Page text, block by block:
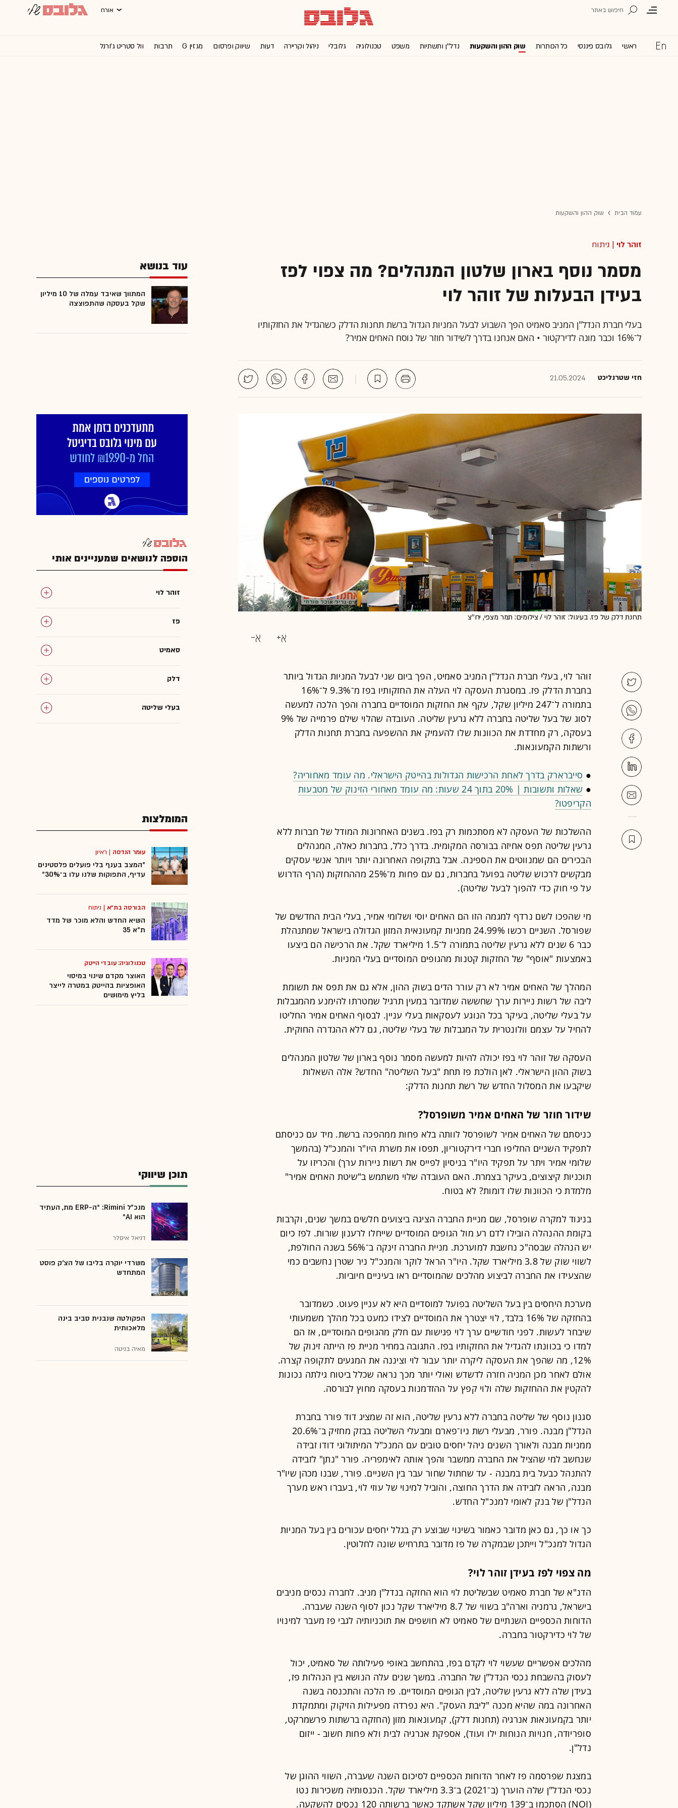
אורח
ראשי גלובס פיננסי כל הכותרות שוק ההון והשקעות נדל''ן ותשתיות משפט טכנולוגיה גלובלי ניהול וקריירה דעות שיווק ופרסום מגזין G תרבות וול סטריט ג'ורנל
עמוד הבית שוק ההון והשקעות
זוהר לוי | ניתוח
מסמר נוסף בארון שלטון המנהלים? מה צפוי לפז
בעידן הבעלות של זוהר לוי
בעלי חברת הנדל"ן המניב סאמיט הפך השבוע לבעל המניות הגדול ברשת תחנות הדלק כשהגדיל את החזקותיו
ל־16% וכבר מונה לדירקטור • האם אנחנו בדרך לשידור חוזר של נוסח האחים אמיר?
חזי שטרנליכט 21.05.2024
תחנת דלק של פז. בעיגול: זוהר לוי / צילומים: תמר מצפי, יח''צ
זוהר לוי, בעלי חברת הנדל"ן המניב סאמיט, הפך ביום שני לבעל המניות הגדול ביותר
בחברת הדלק פז. במסגרת העסקה לוי העלה את החזקותיו בפז מ־9.3% ל־16%
בתמורה ל־247 מיליון שקל, עקף את החזקות המוסדיים בחברה והפך הלכה למעשה
לסוג של בעל שליטה בחברה ללא גרעין שליטה. העובדה שהלוי שילם פרמייה של 9%
בעסקה, רק מחדדת את הכוונות שלו להעמיק את ההשפעה בחברת תחנות הדלק
ורשתות הקמעונאות.
● סייברארק בדרך לאחת הרכישות הגדולות בהייטק הישראלי. מה עומד מאחוריה?
●
שאלות ותשובות | 20% בתוך 24 שעות: מה עומד מאחורי הזינוק של מטבעות
הקריפטו?
ההשלכות של העסקה לא מסתכמות רק בפז. בשנים האחרונות המודל של חברות ללא
גרעין שליטה תפס אחיזה בבורסה המקומית. בדרך כלל, בחברות כאלה, המנהלים
הבכירים הם שמנווטים את הספינה. אבל בתקופה האחרונה יותר ויותר אנשי עסקים
מבקשים לרכוש שליטה בפועל בחברות, גם עם פחות מ־25% מההחזקות (הרף הדרוש
על פי חוק כדי להפוך לבעל שליטה).
מי שהפכו לשם נרדף למגמה הזו הם האחים יוסי ושלומי אמיר, בעלי הבית החדשים של
שפורסל. השניים רכשו 24.99% ממניות קמעונאית המזון הגדולה בישראל שמתנהלת
כבר 6 שנים ללא גרעין שליטה בתמורה ל־1.5 מיליארד שקל. את הרכישה הם ביצעו
באמצעות "אוסף" של החזקות קטנות מהגופים המוסדיים בעלי המניות.
המהלך של האחים אמיר לא רק עורר הדים בשוק ההון, אלא גם את תפס את תשומת
ליבה של רשות ניירות ערך שחששה שמדובר במעין תרגיל שמטרתו להימנע מהמגבלות
על בעלי שליטה, בעיקר בכל הנוגע לעסקאות בעלי עניין. לבסוף האחים אמיר החליטו
להחיל על עצמם וולונטרית על המגבלות של בעלי שליטה, גם ללא ההגדרה החוקית.
העסקה של זוהר לוי בפז יכולה להיות למעשה מסמר נוסף בארון של שלטון המנהלים
בשוק ההון הישראלי. לאן הולכת פז תחת "בעל השליטה" החדש? אלה השאלות
שיקבעו את המסלול החדש של רשת תחנות הדלק:
שידור חוזר של האחים אמיר משופרסל?
כניסתם של האחים אמיר לשופרסל לוותה בלא פחות ממהפכה ברשת. מיד עם כניסתם
לתפקיד השניים החליפו חברי דירקטוריון, תפסו את משרת היו"ר והמנכ"ל (בהמשך
שלומי אמיר ויתר על תפקיד היו"ר בניסיון לפייס את רשות ניירות ערך) והכריזו על
תוכניות קיצוצים, בעיקר בצמרת. האם העובדה שלוי משתמש ב"שיטת האחים אמיר"
מלמדת כי הכוונות שלו דומות? לא בטוח.
בניגוד למקרה שופרסל, שם מניית החברה הציגה ביצועים חלשים במשך שנים, וקרבות
בקומת ההנהלה הובילו לדם רע מול הגופים המוסדיים שייחלו לרענון שורות. לפז כיום
יש הנהלה שבסה"כ נחשבת למוערכת. מניית החברה זינקה ב־56% בשנה החולפת,
לשווי שוק של 3.8 מיליארד שקל. היו"ר הראל לוקר והמנכ"ל ניר שטרן נחשבים כמי
שהצעידו את החברה לביצוע מהלכים שהמוסדיים ראו בעיניים חיוביות.
מערכת היחסים בין בעל השליטה בפועל למוסדיים היא לא עניין פעוט. כשמדובר
בהחזקה של 16% בלבד, לוי יצטרך את המוסדיים לצידו כמעט בכל מהלך משמעותי
שיבחר לעשות. לפני חודשיים ערך לוי פגישות עם חלק מהגופים המוסדיים, אז הם
למדו כי בכוונתו להגדיל את החזקותיו בפז. התגובה במחיר מניית פז הייתה זינוק של
12%, מה שהפך את העסקה ליקרה יותר עבור לוי וציננה את המגעים לתקופה קצרה.
אולם לאחר מכן המניה חזרה לדשדש ואולי יותר מכך נראה שכלל ביטוח גילתה נכונות
להקטין את ההחזקות שלה ולוי קפץ על ההזדמנות בעסקה מחוץ לבורסה.
סגנון נוסף של שליטה בחברה ללא גרעין שליטה, הוא זה שמציג דוד פורר בחברת
הנדל"ן מבנה. פורר, מבעלי רשת ניו־פארם ומבעלי השליטה בבזק מחזיק ב־20.6%
ממניות מבנה ולאורך השנים ניהל יחסים טובים עם המנכ"ל המיתולוגי דודו זבידה
שנחשב למי שהציל את החברה ממשבר והפך אותה לאימפריה. פורר "נתן" לזבידה
להתנהל כבעל בית במבנה - עד שחתול שחור עבר בין השניים. פורר, שבנו מכהן שיו"ר
מבנה, הראה לזבידה את הדרך החוצה, והוביל למינוי של עוזי לוי, בעברו ראש מערך
הנדל"ן של בנק לאומי למנכ"ל החדש.
כך או כך, גם כאן מדובר כאמור בשינוי שבוצע רק בגלל יחסים עכורים בין בעל המניות
הגדול למנכ"ל וייתכן שבמקרה של פז מדובר בתרחיש שונה לחלוטין.
מה צפוי לפז בעידן זוהר לוי?
הדנ"א של חברת סאמיט שבשליטת לוי הוא החזקה בנדל"ן מניב. לחברה נכסים מניבים
בישראל, גרמניה וארה"ב בשווי של 8.7 מיליארד שקל נכון לסוף השנה שעברה.
הדוחות הכספיים השנתיים של סאמיט לא חושפים את תוכניותיה לגבי פז מעבר למינויו
של לוי כדירקטור בחברה.
מהלכים אפשריים שעשוי לוי לקדם בפז, בהתחשב באופי פעילותה של סאמיט, יכול
לעסוק בהשבחת נכסי הנדל"ן של החברה. במשך שנים עלה הנושא בין הנהלות פז,
בעידן שלה ללא גרעין שליטה, לבין הגופים המוסדיים. פז הלכה והתכנסה בשנה
האחרונה במה שהיא מכנה "ליבת העסק". היא נפרדה מפעילות הזיקוק ומתמקדת
יותר בקמעונאות אנרגיה (תחנות דלק), קמעונאות מזון (החזקה ברשתות פרשמרקט,
סופריודה, חנויות הנוחות ילו ועוד), אספקת אנרגיה לבית ולא פחות חשוב - ייזום
נדל"ן.
במצגת שפרסמה פז לאחר הדוחות הכספיים לסיכום השנה שעברה, השווי ההוגן של
נכסי הנדל"ן שלה הוערך (ב־2021) ב־3.3 מיליארד שקל. הכנסותיה משכירות נטו
(NOI) הסתכמו ב־139 מיליון שקל אשתקד כאשר ברשותה 120 נכסים להשקעה.
עוד בנושא
המתווך שאיבד עמלה של 10 מיליון
שקל בעסקה שהתפוצצה
הוספה לנושאים שמעניינים אותי
זוהר לוי
פז
סאמיט
דלק
בעלי שליטה
המומלצות
עומר הנדסה | ראיון
"המצב בענף בלי פועלים פלסטינים
עדיף, התפוקות שלנו עלו ב־30%"
הבורסה בת"א | ניתוח
השיא החדש והלא מוכר של מדד
ת"א 35
טכנולוגיה: עובדי הייטק
האוצר מקדם שינוי במיסוי
האופציות בהייטק במטרה לייצר
בליץ מימושים
תוכן שיווקי
מנכ״ל Rimini: “ה-ERP מת, העתיד
הוא AI"
דניאל איסלר
משרדי יוקרה בליבו של הצ'ק פוסט
המתחדש
הפקולטה שנבנית סביב בינה
מלאכותית
מאיה בניטה